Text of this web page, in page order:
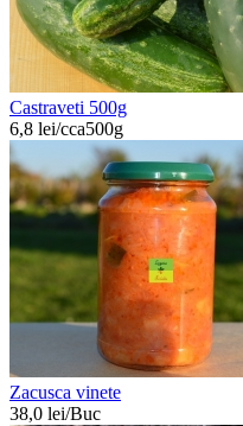
Castraveti 500g
6,8 lei/cca500g
Zacusca vinete
38,0 lei/Buc